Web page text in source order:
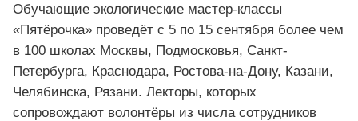
Обучающие экологические мастер-классы
«Пятёрочка» проведёт с 5 по 15 сентября более чем
в 100 школах Москвы, Подмосковья, Санкт-
Петербурга, Краснодара, Ростова-на-Дону, Казани,
Челябинска, Рязани. Лекторы, которых
сопровождают волонтёры из числа сотрудников